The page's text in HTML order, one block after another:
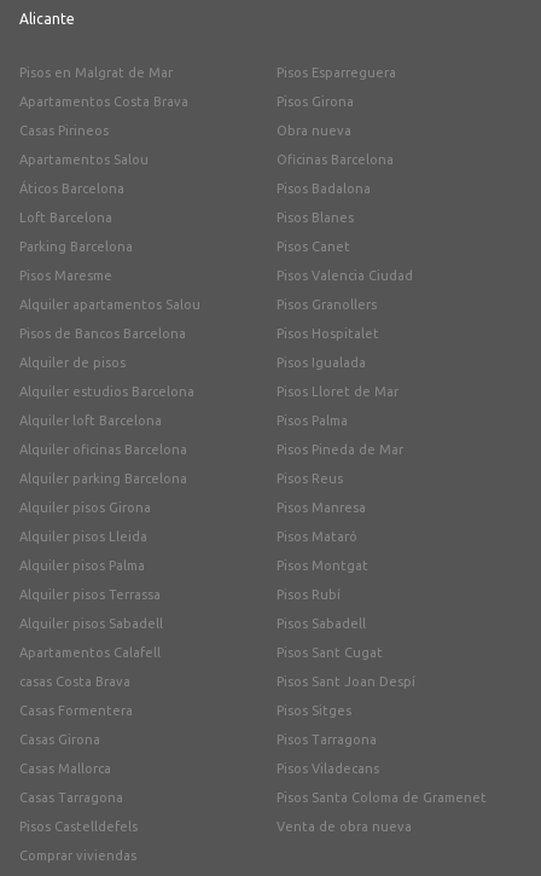
Alicante
Pisos en Malgrat de Mar
Apartamentos Costa Brava
Casas Pirineos
Apartamentos Salou
Áticos Barcelona
Loft Barcelona
Parking Barcelona
Pisos Maresme
Alquiler apartamentos Salou
Pisos de Bancos Barcelona
Alquiler de pisos
Alquiler estudios Barcelona
Alquiler loft Barcelona
Alquiler oficinas Barcelona
Alquiler parking Barcelona
Alquiler pisos Girona
Alquiler pisos Lleida
Alquiler pisos Palma
Alquiler pisos Terrassa
Alquiler pisos Sabadell
Apartamentos Calafell
casas Costa Brava
Casas Formentera
Casas Girona
Casas Mallorca
Casas Tarragona
Pisos Castelldefels
Comprar viviendas
Pisos Esparreguera
Pisos Girona
Obra nueva
Oficinas Barcelona
Pisos Badalona
Pisos Blanes
Pisos Canet
Pisos Valencia Ciudad
Pisos Granollers
Pisos Hospitalet
Pisos Igualada
Pisos Lloret de Mar
Pisos Palma
Pisos Pineda de Mar
Pisos Reus
Pisos Manresa
Pisos Mataró
Pisos Montgat
Pisos Rubí
Pisos Sabadell
Pisos Sant Cugat
Pisos Sant Joan Despí
Pisos Sitges
Pisos Tarragona
Pisos Viladecans
Pisos Santa Coloma de Gramenet
Venta de obra nueva